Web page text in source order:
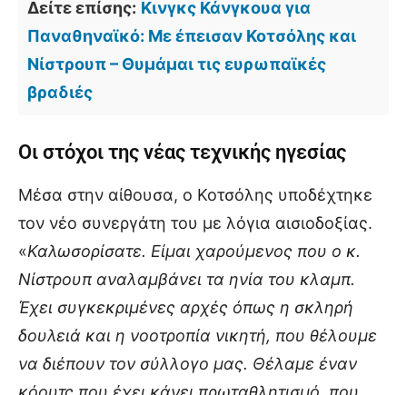
Δείτε επίσης: Κινγκς Κάνγκουα για
Παναθηναϊκό: Με έπεισαν Κοτσόλης και
Νίστρουπ – Θυμάμαι τις ευρωπαϊκές
βραδιές
Οι στόχοι της νέας τεχνικής ηγεσίας
Μέσα στην αίθουσα, ο Κοτσόλης υποδέχτηκε
τον νέο συνεργάτη του με λόγια αισιοδοξίας.
«Καλωσορίσατε. Είμαι χαρούμενος που ο κ.
Νίστρουπ αναλαμβάνει τα ηνία του κλαμπ.
Έχει συγκεκριμένες αρχές όπως η σκληρή
δουλειά και η νοοτροπία νικητή, που θέλουμε
να διέπουν τον σύλλογο μας. Θέλαμε έναν